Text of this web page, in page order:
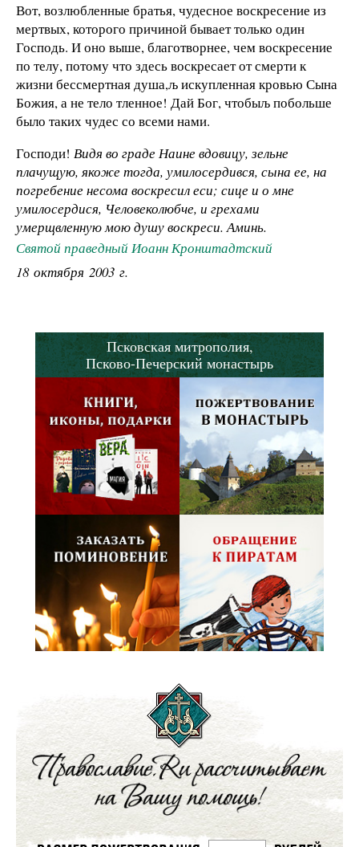
Вот, возлюбленные братья, чудесное воскресение из
мерт­вых, которого причиной бывает только один
Господь. И оно выше, благотворнее, чем воскресение
по телу, потому что здесь воскресает от смерти к
жизни бессмертная душа,љ искуп­ленная кровью Сына
Божия, а не тело тленное! Дай Бог, что­быљ побольше
было таких чудес со всеми нами.
Господи! Видя во граде Наине вдовицу, зельне
плачущую, якоже тогда, умилосердився, сына ее, на
погребение несома воскресил еси; сице и о мне
умилосердися, Человеколюбче, и грехами
умерщвленную мою душу воскреси. Аминь.
Святой праведный Иоанн Кронштадтский
18 октября 2003 г.
Псковская митрополия,
Псково-Печерский монастырь